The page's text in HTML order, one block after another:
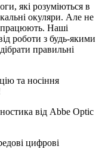
які розуміються в
окуляри. Але не
працюють. Наші
роботи з будь-якими
правильні
та носіння
від Abbe Optic
цифрові